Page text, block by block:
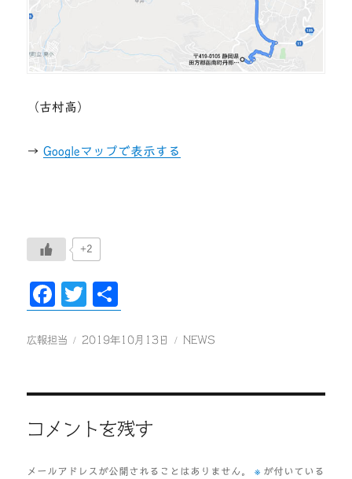
（古村高）
→Googleマップで表示する
+2
F
ac
eb
k
T
wi
tt
有
投
広報担当
投
2019年10月13日
カ
NEWS
コメントを残す
メールアドレスが公開されることはありません。 ※ が付いている